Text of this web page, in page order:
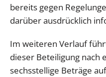
bereits gegen
darüber ausdrücklich
Im weiteren Verlauf
dieser Beteiligung nach
sechsstellige Beträge